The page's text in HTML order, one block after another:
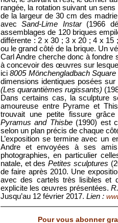
rangée, la rotation suivant un
de la largeur de 30 cm des
avecSand-Lime Instar(1966
assemblages de 120 briques
différente : 2 x 30 ; 3 x 20 ; 4 x
ou le grand côté de la brique. Un
Carl Andre cherche donc à fondre
à concevoir des œuvres sur
ici8005 Mönchengladbach Square
dimensions identiques posées
(Les quarantièmes rugissants)
Dans certains cas, la sculpture
amoureuse entre Pyrame et
trouvait une petite fissure
Pyramus and Thisbe(1990) est
selon un plan précis de chaque
L’exposition se termine avec un
Andre et envoyées à ses
photographies, en particulier
natale, et desPetites sculptures
de faire après 2010. Une
avec des cartels très lisibles et
explicite les œuvres présentées.
Jusqu’au 12 février 2017. Lien :
Pour vous abonner